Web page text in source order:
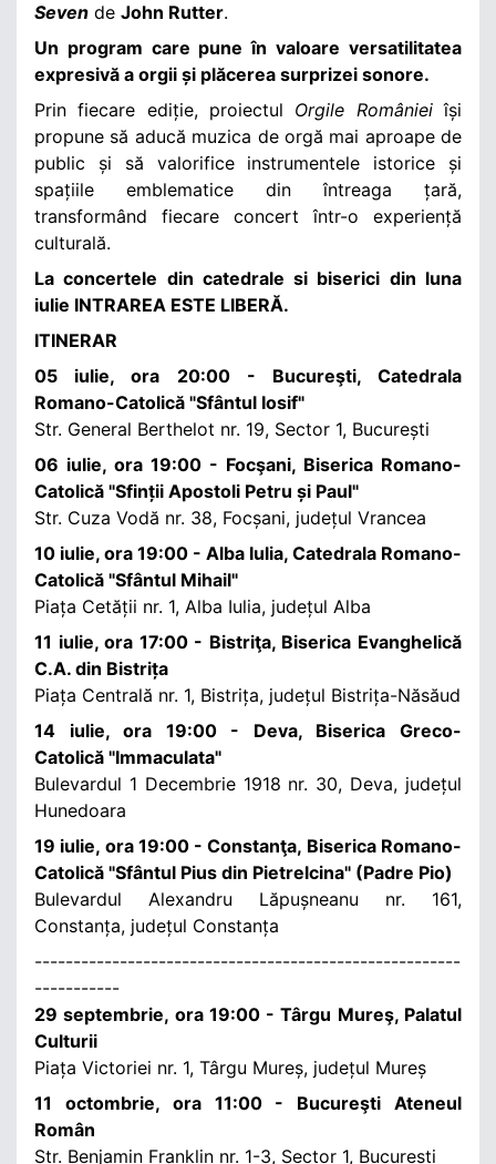
Seven de John Rutter.
Un program care pune în valoare versatilitatea
expresivă a orgii și plăcerea surprizei sonore.
Prin fiecare ediție, proiectul Orgile Românieiîși
propune să aducă muzica de orgă mai aproape de
public și să valorifice instrumentele istorice și
spațiile emblematice din întreaga țară,
transformând fiecare concert într-o experiență
culturală.
La concertele din catedrale si biserici din luna
iulie INTRAREA ESTE LIBERĂ.
ITINERAR
05 iulie, ora 20:00 - Bucureşti, Catedrala
Romano-Catolică "Sfântul Iosif"
Str. General Berthelot nr. 19, Sector 1, București
06 iulie, ora 19:00 - Focşani, Biserica Romano-
Catolică "Sfinții Apostoli Petru și Paul"
Str. Cuza Vodă nr. 38, Focșani, județul Vrancea
10 iulie, ora 19:00 - Alba Iulia, Catedrala Romano-
Catolică "Sfântul Mihail"
Piața Cetății nr. 1, Alba Iulia, județul Alba
11 iulie, ora 17:00 - Bistriţa, Biserica Evanghelică
C.A. din Bistrița
Piața Centrală nr. 1, Bistrița, județul Bistrița-Năsăud
14 iulie, ora 19:00 - Deva, Biserica Greco-
Catolică "Immaculata"
Bulevardul 1 Decembrie 1918 nr. 30, Deva, județul
Hunedoara
19 iulie, ora 19:00 - Constanţa, Biserica Romano-
Catolică "Sfântul Pius din Pietrelcina" (Padre Pio)
Bulevardul Alexandru Lăpușneanu nr. 161,
Constanța, județul Constanța
-------------------------------------------------------
-----------
29 septembrie, ora 19:00 - Târgu Mureş, Palatul
Culturii
Piața Victoriei nr. 1, Târgu Mureș, județul Mureș
11 octombrie, ora 11:00 - Bucureşti Ateneul
Român
Str. Benjamin Franklin nr. 1-3, Sector 1, București